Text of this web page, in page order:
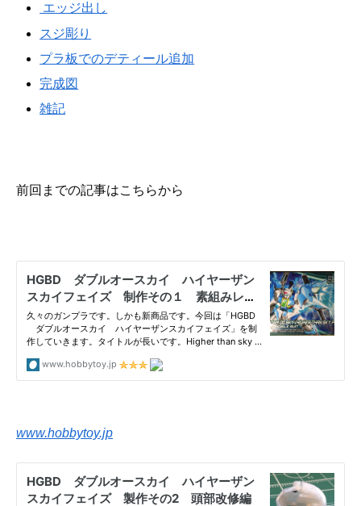
エッジ出し
スジ彫り
プラ板でのデティール追加
完成図
雑記
前回までの記事はこちらから
www.hobbytoy.jp